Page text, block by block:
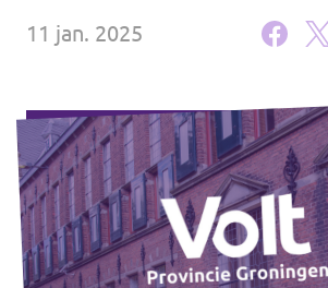
Website gemeente Eemsdelta
Doe mee!
11 jan. 2025